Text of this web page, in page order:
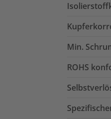
Min.
ROHS